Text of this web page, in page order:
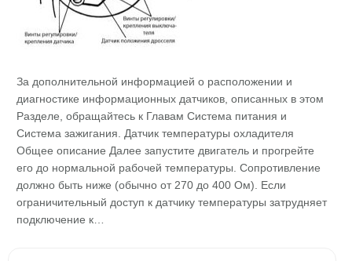
За дополнительной информацией о расположении и
диагностике информационных датчиков, описанных в этом
Разделе, обращайтесь к Главам Система питания и
Система зажигания. Датчик температуры охладителя
Общее описание Далее запустите двигатель и прогрейте
его до нормальной рабочей температуры. Сопротивление
должно быть ниже (обычно от 270 до 400 Ом). Если
ограничительный доступ к датчику температуры затрудняет
подключение к…